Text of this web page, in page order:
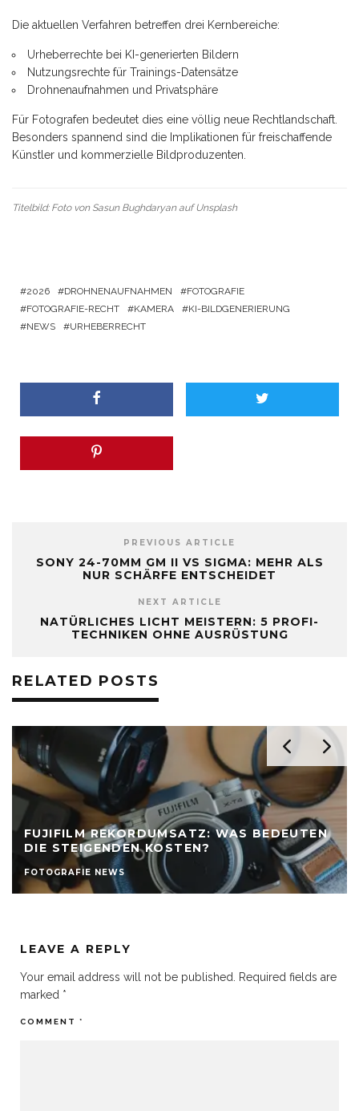
Die aktuellen Verfahren betreffen drei Kernbereiche:
Urheberrechte bei KI-generierten Bildern
Nutzungsrechte für Trainings-Datensätze
Drohnenaufnahmen und Privatsphäre
Für Fotografen bedeutet dies eine völlig neue Rechtlandschaft.
Besonders spannend sind die Implikationen für freischaffende
Künstler und kommerzielle Bildproduzenten.
Titelbild: Foto von Sasun BughdaryanaufUnsplash
2026 DROHNENAUFNAHMEN
FOTOGRAFIE
FOTOGRAFIE-RECHT
KAMERA
KI-BILDGENERIERUNG
NEWS
URHEBERRECHT
PREVIOUS ARTICLE
SONY 24-70MM GM II VS SIGMA: MEHR ALS
NUR SCHÄRFE ENTSCHEIDET
NEXT ARTICLE
NATÜRLICHES LICHT MEISTERN: 5 PROFI-
TECHNIKEN OHNE AUSRÜSTUNG
RELATED POSTS
FUJIFILM REKORDUMSATZ: WAS BEDEUTEN
DIE STEIGENDEN KOSTEN?
FOTOGRAFIE NEWS
LEAVE A REPLY
Your email address will not be published. Required fields are
marked *
COMMENT *